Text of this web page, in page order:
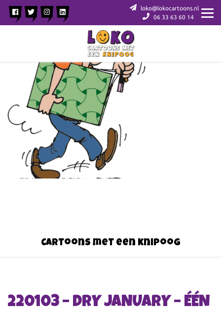
loko@lokocartoons.nl
06 33 63 60 14
Cartoons met een knipoog
220103 – DRY JANUARY – ÉÉN